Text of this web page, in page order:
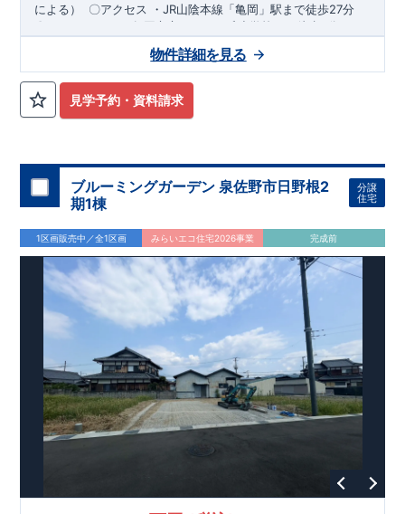
による）
​〇アクセス ・JR山陰本線「亀岡」駅まで徒歩27分
〇ロケーション
・亀岡市立つつじヶ丘小学校まで徒歩9分 ​・亀
・ひかり幼稚園まで徒歩12分​​〇この物件のおすすめ
ンを採用！​タッチレス水栓付きで、デザイン性・機能性共に
高です。 ​・1階のトイレはタンクレストイレで、スタイリッシ
備蓄が行え家事動線がスムーズなパントリー。​・土間収納に
は、アウトドアグッズ等様々な物を収納する事が出来ます！​・
２階のウォークインクローゼットには、衣類等たっぷり収納が
行えます！ ​ ​お気軽にご連絡ください！
営業所 ​TEL:075-394-5350 ​定休日：火・水・年末年始な
ど​
https://www.e-blooming.com/bukken/84975048/
見学予約・資料請求
物件詳細を見る
ブルーミングガーデン 泉佐野市日野根2
期1棟
分譲
住宅
1区画販売中／全1区画 みらいエコ住宅2026事業 完成前